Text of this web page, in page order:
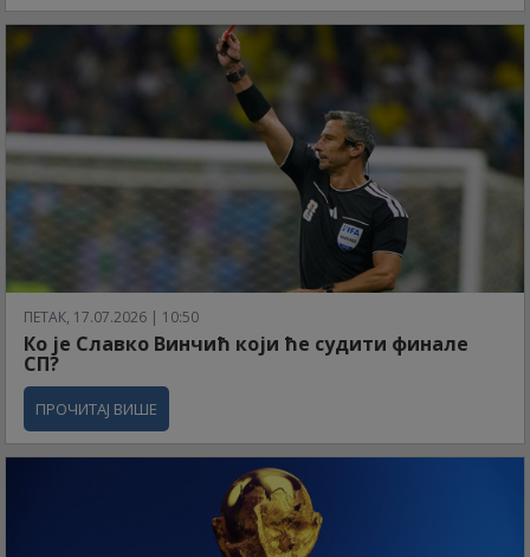
ПЕТАК, 17.07.2026 | 10:50
Ко је Славко Винчић који ће судити финале
СП?
ПРОЧИТАЈ ВИШЕ